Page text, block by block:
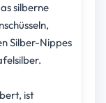
silberne
Silber-Nippes
ist